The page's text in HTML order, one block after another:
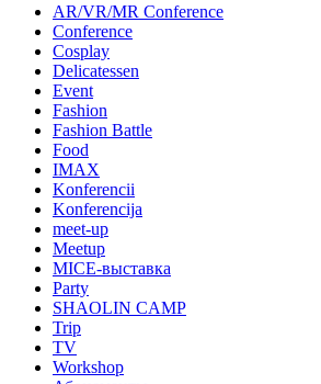
AR/VR/MR Conference
Conference
Cosplay
Delicatessen
Event
Fashion
Fashion Battle
Food
IMAX
Konferencii
Konferencija
meet-up
Meetup
MICE-выставка
Party
SHAOLIN CAMP
Trip
TV
Workshop